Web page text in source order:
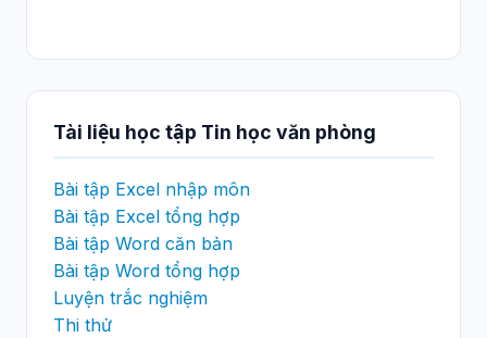
Tài liệu học tập Tin học văn phòng
Bài tập Excel nhập môn
Bài tập Excel tổng hợp
Bài tập Word căn bản
Bài tập Word tổng hợp
Luyện trắc nghiệm
Thi thử